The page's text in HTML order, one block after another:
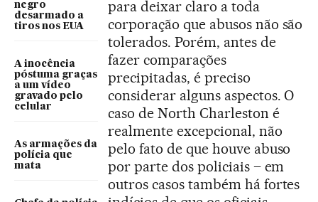
negro
desarmado a
tiros nos EUA
A inocência
póstuma graças
a um vídeo
gravado pelo
celular
As armações da
polícia que
mata
para deixar claro a toda
corporação que abusos não são
tolerados. Porém, antes de
fazer comparações
precipitadas, é preciso
considerar alguns aspectos. O
caso de North Charleston é
realmente excepcional, não
pelo fato de que houve abuso
por parte dos policiais – em
outros casos também há fortes